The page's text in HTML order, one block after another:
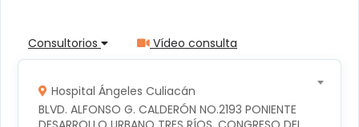
Consultorios Vídeo consulta
Hospital Ángeles Culiacán
BLVD. ALFONSO G. CALDERÓN NO.2193 PONIENTE